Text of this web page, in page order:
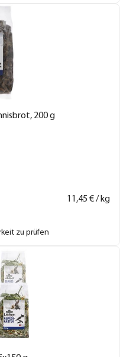
200 g
11,45€ / kg
zu prüfen